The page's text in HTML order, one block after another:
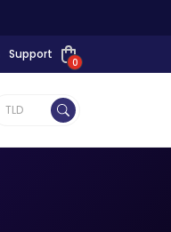
Support
0